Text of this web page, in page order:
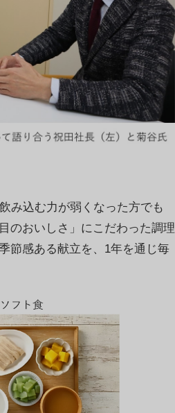
み込む力が弱くなった方でも
のおいしさ」にこだわった調理
節感ある献立を、1年を通じ毎